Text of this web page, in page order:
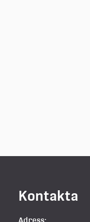
Kontakta